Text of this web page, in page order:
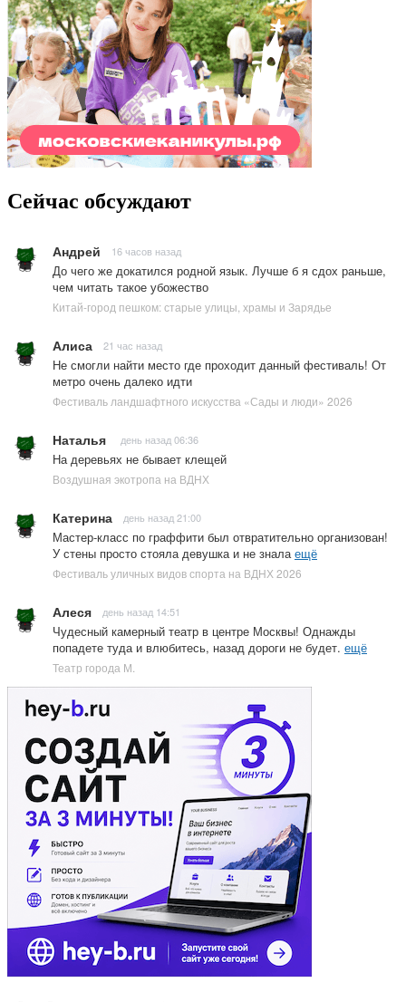
Сейчас обсуждают
Андрей 16 часов назад
До чего же докатился родной язык. Лучше б я сдох раньше,
чем читать такое убожество
Китай-город пешком: старые улицы, храмы и Зарядье
Алиса 21 час назад
Не смогли найти место где проходит данный фестиваль! От
метро очень далеко идти
Фестиваль ландшафтного искусства «Сады и люди» 2026
Наталья день назад 06:36
На деревьях не бывает клещей
Воздушная экотропа на ВДНХ
Катерина день назад 21:00
Мастер-класс по граффити был отвратительно организован!
У стены просто стояла девушка и не зналаещё
Фестиваль уличных видов спорта на ВДНХ 2026
Алеся день назад 14:51
Чудесный камерный театр в центре Москвы! Однажды
попадете туда и влюбитесь, назад дороги не будет. ещё
Театр города М.